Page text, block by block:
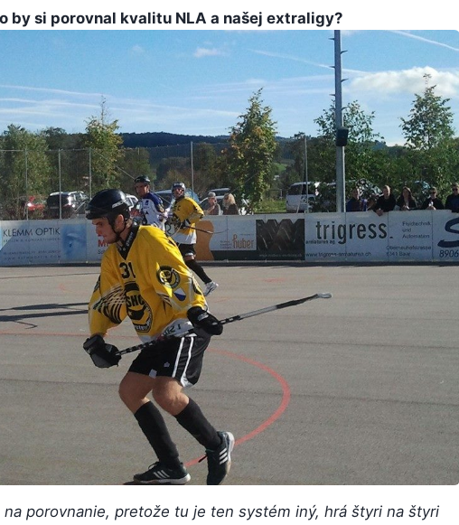
by si porovnal kvalitu NLA a našej extraligy?
porovnanie, pretože tu je ten systém iný, hrá štyri na štyri